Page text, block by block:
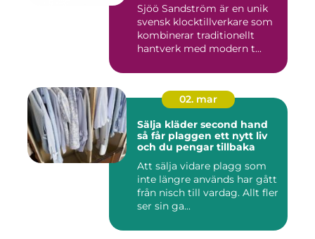
Sjöö Sandström är en unik
svensk klocktillverkare som
kombinerar traditionellt
hantverk med modern t...
02. mar
Sälja kläder second hand
så får plaggen ett nytt liv
och du pengar tillbaka
Att sälja vidare plagg som
inte längre används har gått
från nisch till vardag. Allt fler
ser sin ga...